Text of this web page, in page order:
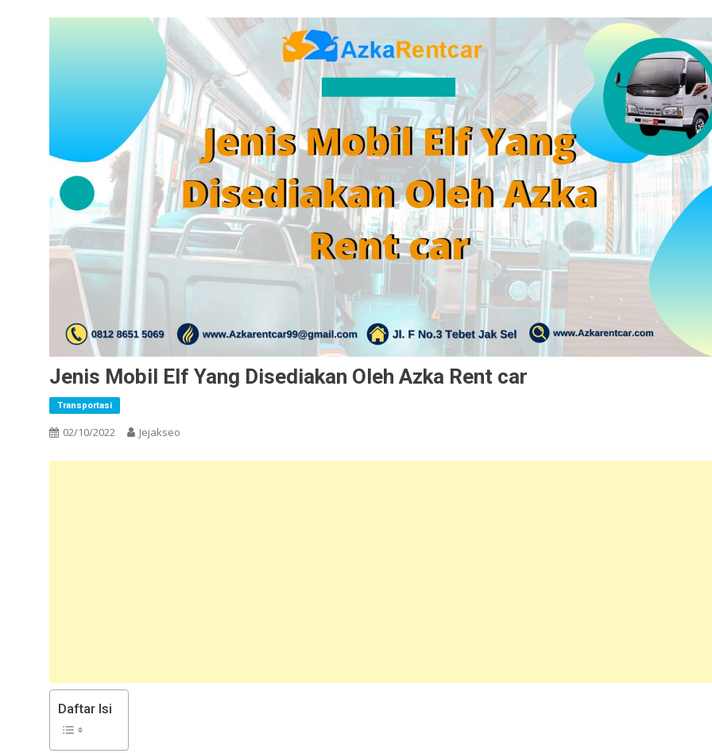
Jenis Mobil Elf Yang Disediakan Oleh Azka Rent car
Transportasi
02/10/2022 Jejakseo
Daftar Isi